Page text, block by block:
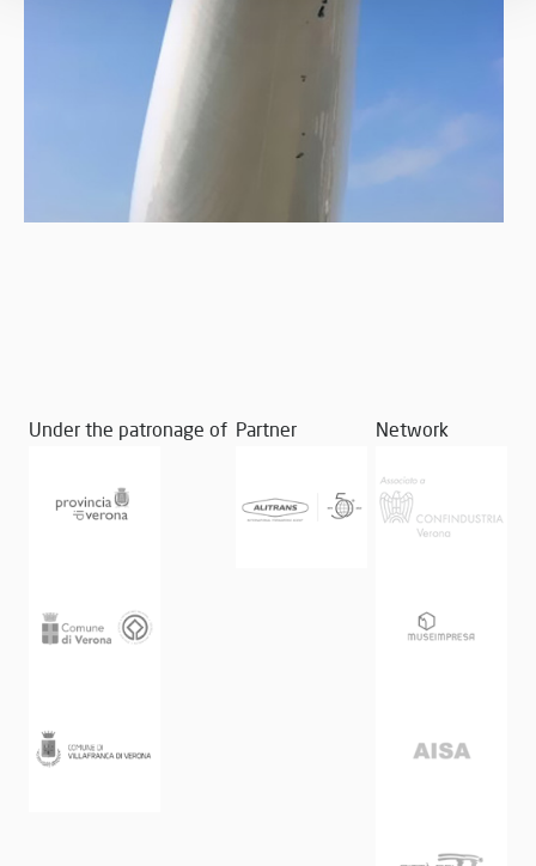
Under the patronage of Partner Network